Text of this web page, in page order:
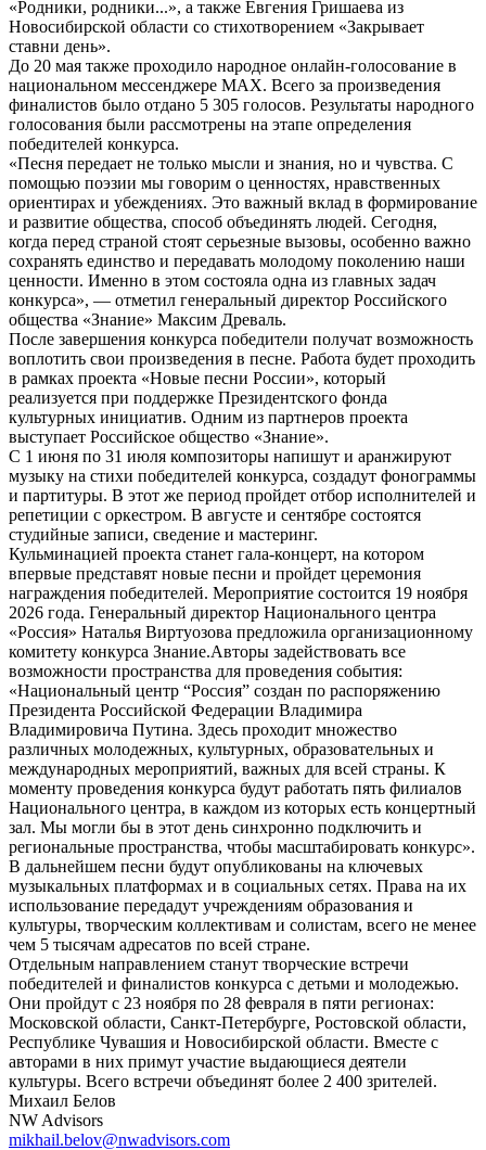
«Родники, родники...», а также Евгения Гришаева из
Новосибирской области со стихотворением «Закрывает
ставни день».
До 20 мая также проходило народное онлайн-голосование в
национальном мессенджере MAX. Всего за произведения
финалистов было отдано 5 305 голосов. Результаты народного
голосования были рассмотрены на этапе определения
победителей конкурса.
«Песня передает не только мысли и знания, но и чувства. С
помощью поэзии мы говорим о ценностях, нравственных
ориентирах и убеждениях. Это важный вклад в формирование
и развитие общества, способ объединять людей. Сегодня,
когда перед страной стоят серьезные вызовы, особенно важно
сохранять единство и передавать молодому поколению наши
ценности. Именно в этом состояла одна из главных задач
конкурса», — ­­­­отметил генеральный директор Российского
общества «Знание» Максим Древаль.
После завершения конкурса победители получат возможность
воплотить свои произведения в песне. Работа будет проходить
в рамках проекта «Новые песни России», который
реализуется при поддержке Президентского фонда
культурных инициатив. Одним из партнеров проекта
выступает Российское общество «Знание».
С 1 июня по 31 июля композиторы напишут и аранжируют
музыку на стихи победителей конкурса, создадут фонограммы
и партитуры. В этот же период пройдет отбор исполнителей и
репетиции с оркестром. В августе и сентябре состоятся
студийные записи, сведение и мастеринг.
Кульминацией проекта станет гала-концерт, на котором
впервые представят новые песни и пройдет церемония
награждения победителей. Мероприятие состоится 19 ноября
2026 года. Генеральный директор Национального центра
«Россия» Наталья Виртуозова предложила организационному
комитету конкурса Знание.Авторы задействовать все
возможности пространства для проведения события:
«Национальный центр “Россия” создан по распоряжению
Президента Российской Федерации Владимира
Владимировича Путина. Здесь проходит множество
различных молодежных, культурных, образовательных и
международных мероприятий, важных для всей страны. К
моменту проведения конкурса будут работать пять филиалов
Национального центра, в каждом из которых есть концертный
зал. Мы могли бы в этот день синхронно подключить и
региональные пространства, чтобы масштабировать конкурс».
В дальнейшем песни будут опубликованы на ключевых
музыкальных платформах и в социальных сетях. Права на их
использование передадут учреждениям образования и
культуры, творческим коллективам и солистам, всего не менее
чем 5 тысячам адресатов по всей стране.
Отдельным направлением станут творческие встречи
победителей и финалистов конкурса с детьми и молодежью.
Они пройдут с 23 ноября по 28 февраля в пяти регионах:
Московской области, Санкт-Петербурге, Ростовской области,
Республике Чувашия и Новосибирской области. Вместе с
авторами в них примут участие выдающиеся деятели
культуры. Всего встречи объединят более 2 400 зрителей.
Михаил Белов
NW Advisors
mikhail.belov@nwadvisors.com